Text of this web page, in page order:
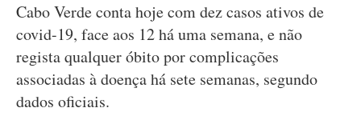
Cabo Verde conta hoje com dez casos ativos de
covid-19, face aos 12 há uma semana, e não
regista qualquer óbito por complicações
associadas à doença há sete semanas, segundo
dados oficiais.